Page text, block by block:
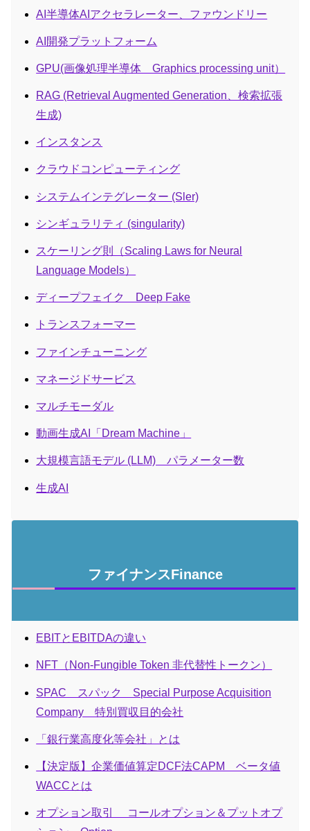
AI半導体AIアクセラレーター、ファウンドリー
AI開発プラットフォーム
GPU(画像処理半導体 Graphics processing unit）
RAG (Retrieval Augmented Generation、検索拡張
生成)
インスタンス
クラウドコンピューティング
システムインテグレーター (Sler)
シンギュラリティ (singularity)
スケーリング則（Scaling Laws for Neural
Language Models）
ディープフェイク Deep Fake
トランスフォーマー
ファインチューニング
マネージドサービス
マルチモーダル
動画生成AI「Dream Machine」
大規模言語モデル (LLM) パラメーター数
生成AI
ファイナンスFinance
EBITとEBITDAの違い
NFT（Non-Fungible Token 非代替性トークン）
SPAC スパック Special Purpose Acquisition
Company 特別買収目的会社
「銀行業高度化等会社」とは
【決定版】企業価値算定DCF法CAPM ベータ値
WACCとは
オプション取引 コールオプション＆プットオプ